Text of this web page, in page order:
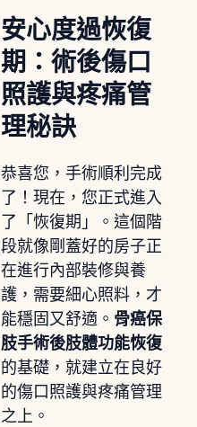
安心度過恢復
期：術後傷口
照護與疼痛管
理秘訣
恭喜您，手術順利完成
了！現在，您正式進入
了「恢復期」。這個階
段就像剛蓋好的房子正
在進行內部裝修與養
護，需要細心照料，才
能穩固又舒適。 骨癌保
肢手術後肢體功能恢復
的基礎，就建立在良好
的傷口照護與疼痛管理
之上。